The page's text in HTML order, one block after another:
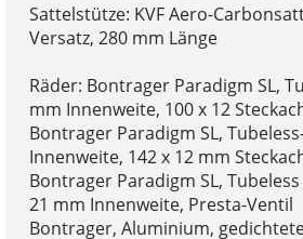
Sattelstütze: KVF Aero-
Versatz, 280 mm Länge
Räder: Bontrager Paradigm SL,
mm Innenweite, 100 x 12
Bontrager Paradigm SL,
Innenweite, 142 x 12 mm
Bontrager Paradigm SL, Tubeless
21 mm Innenweite, Presta-Ventil
Bontrager, Aluminium,